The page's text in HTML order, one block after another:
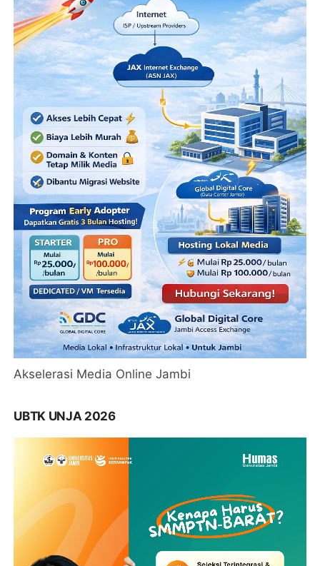
Akselerasi Media Online Jambi
UBTK UNJA 2026